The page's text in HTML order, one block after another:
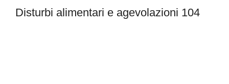
Disturbi alimentari e agevolazioni 104